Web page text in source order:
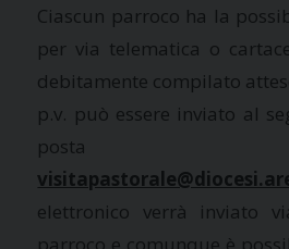
Ciascun parroco ha la
per via telematica o
debitamente compilato
p.v. può essere inviato al
posta
elettronico verrà inviato